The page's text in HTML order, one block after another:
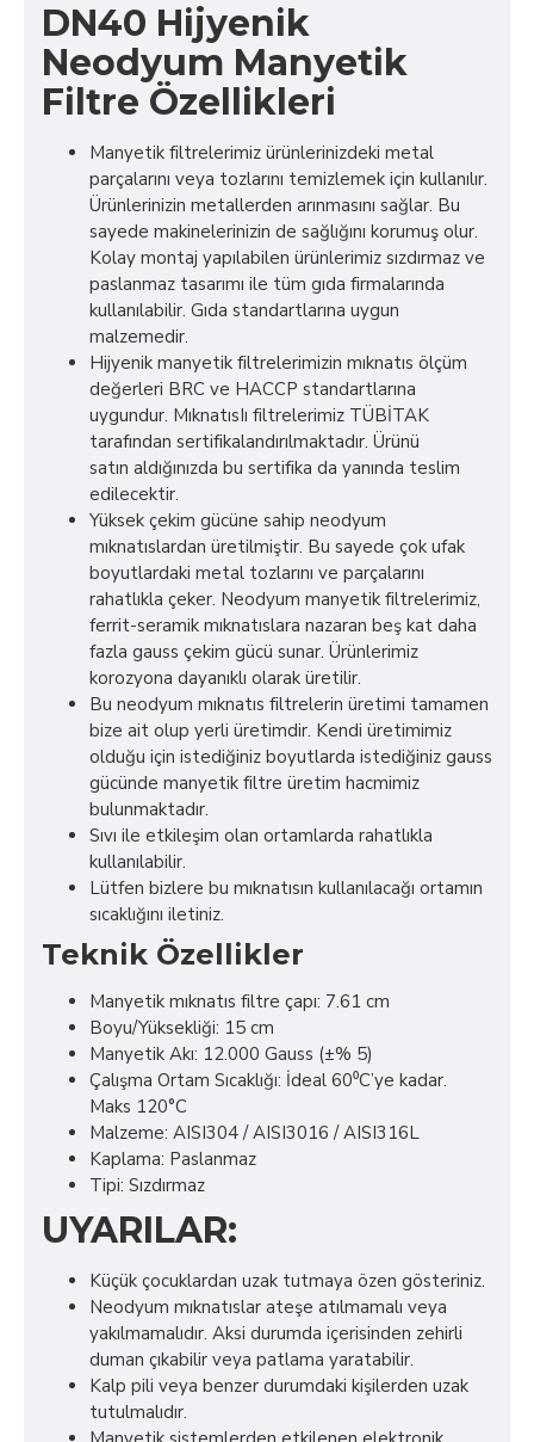
DN40 Hijyenik
Neodyum Manyetik
Filtre Özellikleri
Manyetik filtrelerimiz ürünlerinizdeki metal
parçalarını veya tozlarını temizlemek için kullanılır.
Ürünlerinizin metallerden arınmasını sağlar. Bu
sayede makinelerinizin de sağlığını korumuş olur.
Kolay montaj yapılabilen ürünlerimiz sızdırmaz ve
paslanmaz tasarımı ile tüm gıda firmalarında
kullanılabilir. Gıda standartlarına uygun
malzemedir.
Hijyenik manyetik filtrelerimizin mıknatıs ölçüm
değerleri BRC ve HACCP standartlarına
uygundur. MıknatısIı filtrelerimiz TÜBİTAK
tarafından sertifikalandırılmaktadır. Ürünü
satın aldığınızda bu sertifika da yanında teslim
edilecektir.
Yüksek çekim gücüne sahip neodyum
mıknatıslardan üretilmiştir. Bu sayede çok ufak
boyutlardaki metal tozlarını ve parçalarını
rahatlıkla çeker. Neodyum manyetik filtrelerimiz,
ferrit-seramik mıknatıslara nazaran beş kat daha
fazla gauss çekim gücü sunar. Ürünlerimiz
korozyona dayanıklı olarak üretilir.
Bu neodyum mıknatıs filtrelerin üretimi tamamen
bize ait olup yerli üretimdir. Kendi üretimimiz
olduğu için istediğiniz boyutlarda istediğiniz gauss
gücünde manyetik filtre üretim hacmimiz
bulunmaktadır.
Sıvı ile etkileşim olan ortamlarda rahatlıkla
kullanılabilir.
Lütfen bizlere bu mıknatısın kullanılacağı ortamın
sıcaklığını iletiniz.
Teknik Özellikler
Manyetik mıknatıs filtre çapı: 7.61 cm
Boyu/Yüksekliği: 15 cm
Manyetik Akı: 12.000 Gauss (±% 5)
Çalışma Ortam Sıcaklığı: İdeal 60⁰C’ye kadar.
Maks 120°C
Malzeme: AISI304 / AISI3016 / AISI316L
Kaplama: Paslanmaz
Tipi: Sızdırmaz
UYARILAR:
Küçük çocuklardan uzak tutmaya özen gösteriniz.
Neodyum mıknatıslar ateşe atılmamalı veya
yakılmamalıdır. Aksi durumda içerisinden zehirli
duman çıkabilir veya patlama yaratabilir.
Kalp pili veya benzer durumdaki kişilerden uzak
tutulmalıdır.